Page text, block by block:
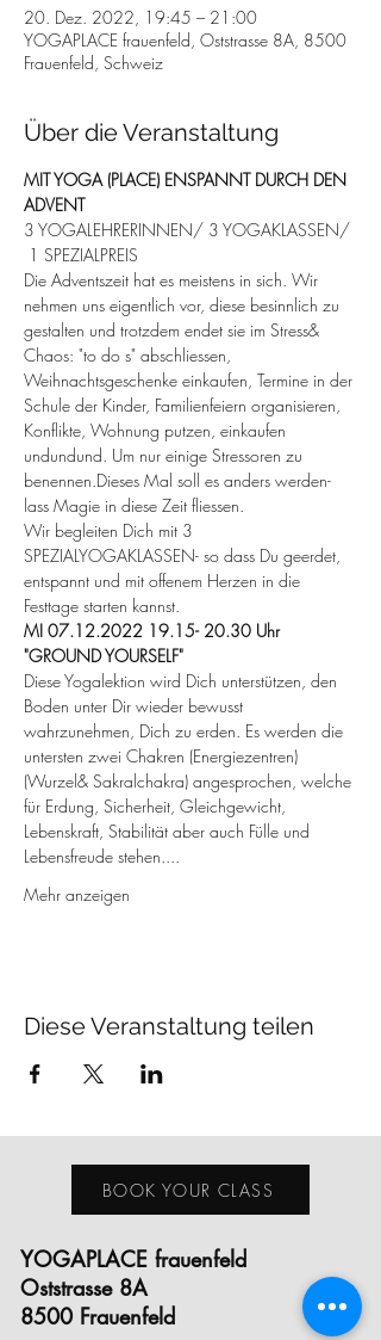
20. Dez. 2022, 19:45 – 21:00
YOGAPLACE frauenfeld, Oststrasse 8A, 8500
Frauenfeld, Schweiz
Über die Veranstaltung
MIT YOGA (PLACE) ENSPANNT DURCH DEN
ADVENT
3 YOGALEHRERINNEN/ 3 YOGAKLASSEN/
1 SPEZIALPREIS
Die Adventszeit hat es meistens in sich. Wir
nehmen uns eigentlich vor, diese besinnlich zu
gestalten und trotzdem endet sie im Stress&
Chaos: "to do s" abschliessen,
Weihnachtsgeschenke einkaufen, Termine in der
Schule der Kinder, Familienfeiern organisieren,
Konflikte, Wohnung putzen, einkaufen
undundund. Um nur einige Stressoren zu
benennen.Dieses Mal soll es anders werden-
lass Magie in diese Zeit fliessen.
Wir begleiten Dich mit 3
SPEZIALYOGAKLASSEN- so dass Du geerdet,
entspannt und mit offenem Herzen in die
Festtage starten kannst.
MI 07.12.2022 19.15- 20.30 Uhr
"GROUND YOURSELF"
Diese Yogalektion wird Dich unterstützen, den
Boden unter Dir wieder bewusst
wahrzunehmen, Dich zu erden. Es werden die
untersten zwei Chakren (Energiezentren)
(Wurzel& Sakralchakra) angesprochen, welche
für Erdung, Sicherheit, Gleichgewicht,
Lebenskraft, Stabilität aber auch Fülle und
Lebensfreude stehen....
Mehr anzeigen
Diese Veranstaltung teilen
BOOK YOUR CLASS
YOGAPLACE frauenfeld
Oststrasse 8A
8500 Frauenfeld